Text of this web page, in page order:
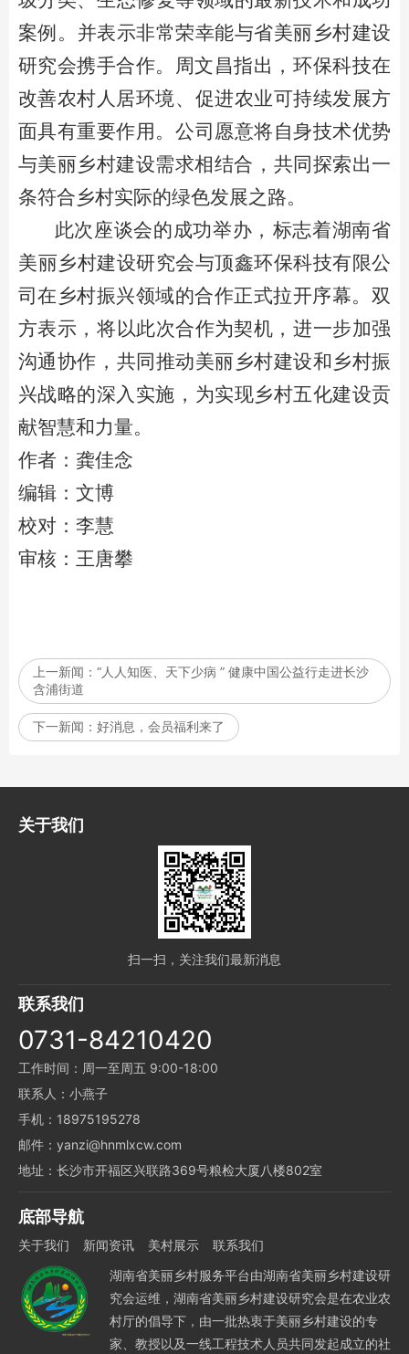
案例。‌并表示非常荣幸能与省美丽乡村建设
研究会携手合作。 周文昌指出， ‌环保科技在
改善农村人居环境、‌促进农业可持续发展方
面具有重要作用。‌公司愿意将自身技术优势
与美丽乡村建设需求相结合，‌共同探索出一
条符合乡村实际的绿色发展之路。‌‌
此次座谈会的成功举办， ‌标志着湖南省
美丽乡村建设研究会与顶鑫环保科技有限公
司在乡村振兴领域的合作正式拉开序幕。 ‌双
方表示，‌将以此次合作为契机，‌进一步加强
沟通协作，‌共同推动美丽乡村建设和乡村振
兴战略的深入实施，‌为实现乡村五化建设贡
献智慧和力量。
作者：龚佳念
编辑：文博
校对：李慧
​​​​​​​审核：王唐攀
上一新闻： “人人知医、天下少病 ” 健康中国公益行走进长沙
含浦街道
下一新闻： 好消息，会员福利来了
关于我们
扫一扫，关注我们最新消息
联系我们
0731-84210420
工作时间：周一至周五 9:00-18:00
联系人：小燕子
手机：18975195278
邮件：yanzi@hnmlxcw.com
地址：长沙市开福区兴联路369号粮检大厦八楼802室
底部导航
关于我们 新闻资讯 美村展示
联系我们
湖南省美丽乡村服务平台由湖南省美丽乡村建设研
究会运维，湖南省美丽乡村建设研究会是在农业农
村厅的倡导下，由一批热衷于美丽乡村建设的专
家、教授以及一线工程技术人员共同发起成立的社